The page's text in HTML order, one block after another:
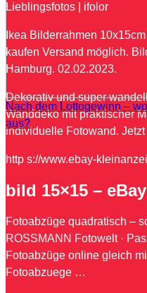
Nach dem Lottogewinn –
aus?
Lieblingsfotos | ifolor
Ikea Bilderrahmen
kaufen Versand möglich.
Hamburg. 02.02.2023.
Dekorativ und super
Wanddeko mit praktischer
individuelle Fotowand. Jetzt
http s://www.ebay-
bild 15×15 –
Fotoabzüge quadratisch –
ROSSMANN Fotowelt ·
Fotoabzüge online gleich
Fotoabzuege …